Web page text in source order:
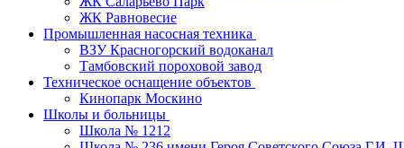
ЖК Равновесие
Промышленная насосная техника
ВЗУ Красногорский водоканал
Тамбовский пороховой завод
Техническое оснащение объектов
Кинопарк Москино
Школы и больницы
Школа № 1212